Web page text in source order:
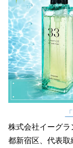
読
み
込
み
中
で
す
株式会社イーグ
都新宿区、代表